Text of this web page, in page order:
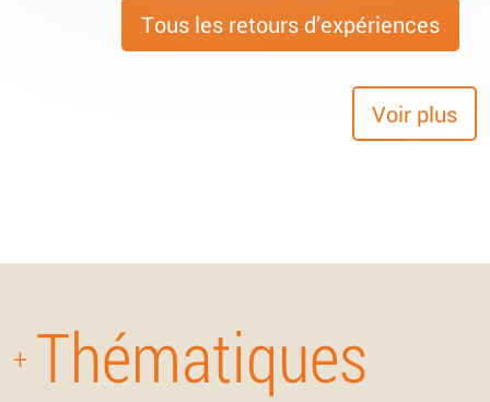
Tous les retours d’expériences
Voir plus
+ Thématiques